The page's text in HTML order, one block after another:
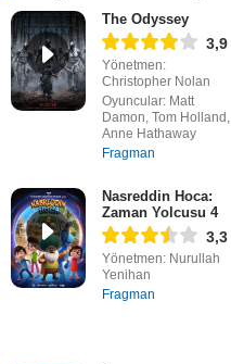
The Odyssey
3,9
Yönetmen:
Christopher Nolan
Oyuncular: Matt
Damon, Tom Holland,
Anne Hathaway
Fragman
Nasreddin Hoca:
Zaman Yolcusu 4
3,3
Yönetmen: Nurullah
Yenihan
Fragman